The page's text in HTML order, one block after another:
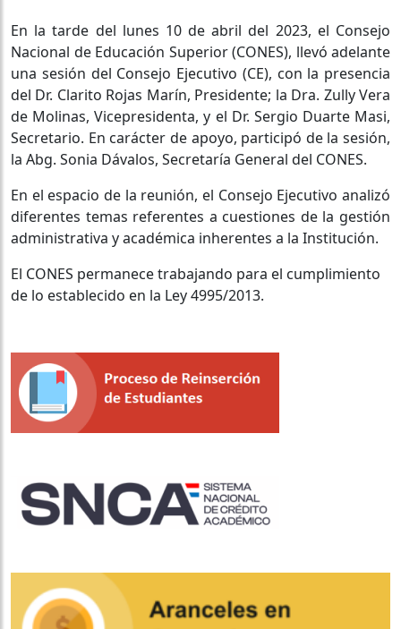
En la tarde del lunes 10 de abril del 2023, el Consejo
Nacional de Educación Superior (CONES), llevó adelante
una sesión del Consejo Ejecutivo (CE), con la presencia
del Dr. Clarito Rojas Marín, Presidente; la Dra. Zully Vera
de Molinas, Vicepresidenta, y el Dr. Sergio Duarte Masi,
Secretario. En carácter de apoyo, participó de la sesión,
la Abg. Sonia Dávalos, Secretaría General del CONES.
En el espacio de la reunión, el Consejo Ejecutivo analizó
diferentes temas referentes a cuestiones de la gestión
administrativa y académica inherentes a la Institución.
El CONES permanece trabajando para el cumplimiento
de lo establecido en la Ley 4995/2013.